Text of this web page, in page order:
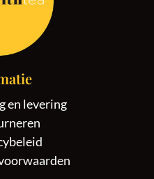
en levering